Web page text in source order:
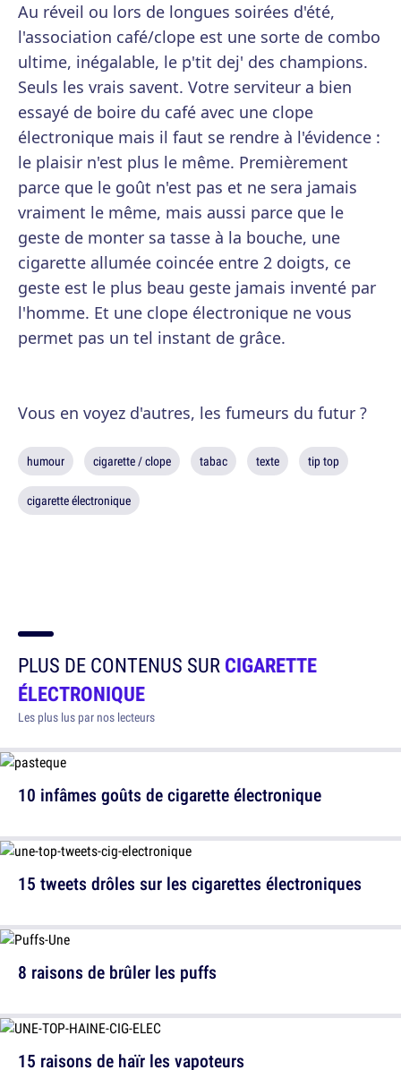
Au réveil ou lors de longues soirées d'été,
l'association café/clope est une sorte de combo
ultime, inégalable, le p'tit dej' des champions.
Seuls les vrais savent. Votre serviteur a bien
essayé de boire du café avec une clope
électronique mais il faut se rendre à l'évidence :
le plaisir n'est plus le même. Premièrement
parce que le goût n'est pas et ne sera jamais
vraiment le même, mais aussi parce que le
geste de monter sa tasse à la bouche, une
cigarette allumée coincée entre 2 doigts, ce
geste est le plus beau geste jamais inventé par
l'homme. Et une clope électronique ne vous
permet pas un tel instant de grâce.
Vous en voyez d'autres, les fumeurs du futur ?
humour cigarette / clope tabac texte tip top
cigarette électronique
PLUS DE CONTENUS SURCIGARETTE
ÉLECTRONIQUE
Les plus lus par nos lecteurs
15 tweets drôles sur les cigarettes électroniques
15 raisons de haïr les vapoteurs
10 infâmes goûts de cigarette électronique
8 raisons de brûler les puffs